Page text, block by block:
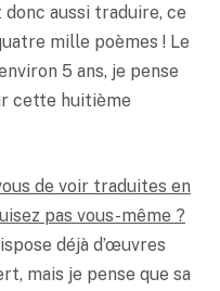
donc aussi traduire, ce
mille poèmes ! Le
5 ans, je pense
cette huitième
de voir traduites en
pas vous-même ?
déjà d’œuvres
mais je pense que sa